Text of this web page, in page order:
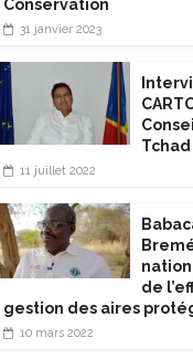
Conservation
31 janvier 2023
Tchad
11 juillet 2022
de
gestion des aires
10 mars 2022